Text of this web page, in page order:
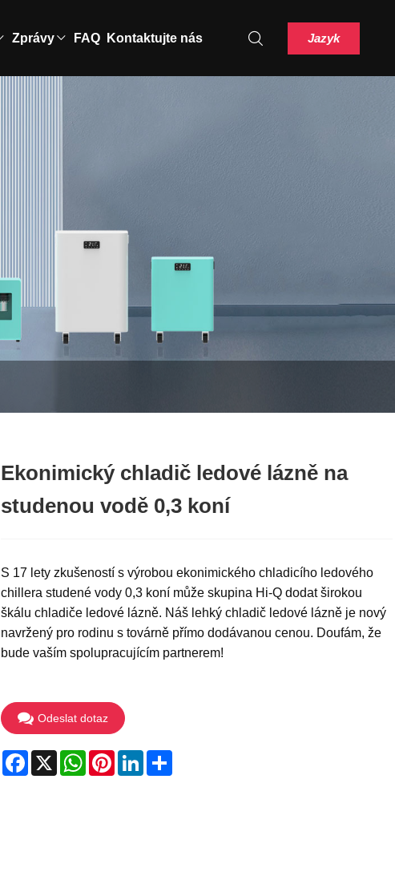
Zprávy FAQ Kontaktujte nás Jazyk
Ekonimický chladič ledové lázně na
studenou vodě 0,3 koní
S 17 lety zkušeností s výrobou ekonimického chladicího ledového
chillera studené vody 0,3 koní může skupina Hi-Q dodat širokou
škálu chladiče ledové lázně. Náš lehký chladič ledové lázně je nový
navržený pro rodinu s továrně přímo dodávanou cenou. Doufám, že
bude vaším spolupracujícím partnerem!
Odeslat dotaz
Facebook
X WhatsApp
PinterestLinkedInShare